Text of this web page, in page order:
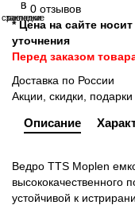
В
закладки
В
сравнение
0 отзывов
* Цена на сайте
уточнения
Перед заказом
Доставка по России
Акции, скидки, подарки
Описание
Ведро TTS Moplen
высококачественного
устойчивой к